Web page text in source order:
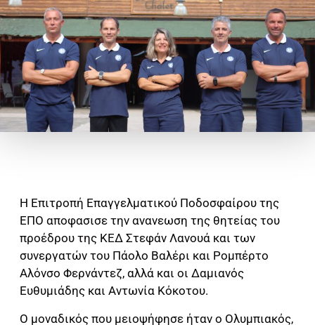
H Επιτροπή Επαγγελματικού Ποδοσφαίρου της
ΕΠΟ αποφασισε την ανανεωση της θητείας του
προέδρου της ΚΕΔ Στεφάν Λανουά και των
συνεργατών του Πάολο Βαλέρι και Ρομπέρτο
Αλόνσο Φερνάντεζ, αλλά και οι Δαμιανός
Ευθυμιάδης και Αντωνία Κόκοτου.
Ο μοναδικός που μειοψήφησε ήταν ο Ολυμπιακός,